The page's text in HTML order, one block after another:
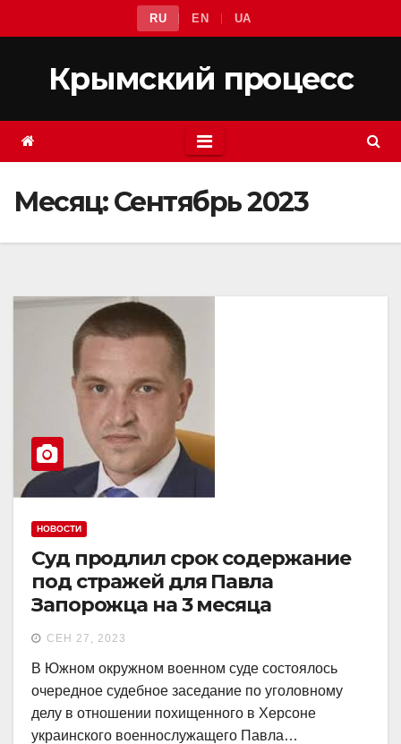
к
содержимому
RU EN UA
Крымский процесс
Месяц:Сентябрь 2023
НОВОСТИ
Суд продлил срок содержание
под стражей для Павла
Запорожца на 3 месяца
СЕН 27, 2023
В Южном окружном военном суде состоялось
очередное судебное заседание по уголовному
делу в отношении похищенного в Херсоне
украинского военнослужащего Павла…